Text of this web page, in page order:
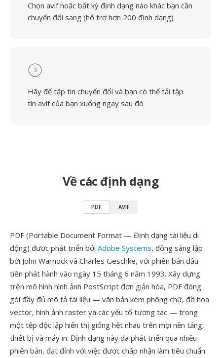
Chọn avif hoặc bất kỳ định dạng nào khác bạn cần
chuyển đổi sang (hỗ trợ hơn 200 định dạng)
3
Hãy để tập tin chuyển đổi và bạn có thể tải tập
tin avif của bạn xuống ngay sau đó
Về các định dạng
PDF AVIF
PDF (Portable Document Format — Định dạng tài liệu di
động) được phát triển bởi Adobe Systems, đồng sáng lập
bởi John Warnock và Charles Geschke, với phiên bản đầu
tiên phát hành vào ngày 15 tháng 6 năm 1993. Xây dựng
trên mô hình hình ảnh PostScript đơn giản hóa, PDF đóng
gói đầy đủ mô tả tài liệu — văn bản kèm phông chữ, đồ họa
vector, hình ảnh raster và các yếu tố tương tác — trong
một tệp độc lập hiển thị giống hệt nhau trên mọi nền tảng,
thiết bị và máy in. Định dạng này đã phát triển qua nhiều
phiên bản, đạt đỉnh với việc được chấp nhận làm tiêu chuẩn